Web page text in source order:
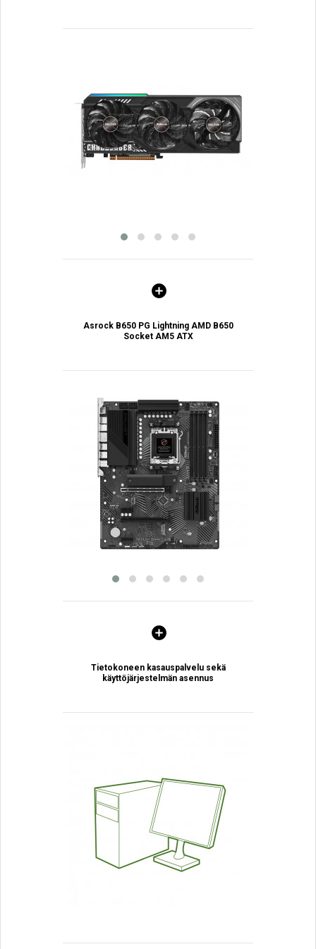
Asrock B650 PG Lightning AMD B650
Socket AM5 ATX
Tietokoneen kasauspalvelu sekä
käyttöjärjestelmän asennus